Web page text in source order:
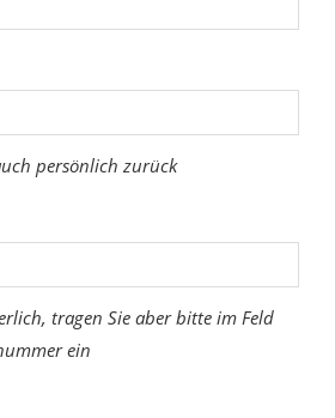
persönlich zurück
tragen Sie aber bitte im Feld
ein